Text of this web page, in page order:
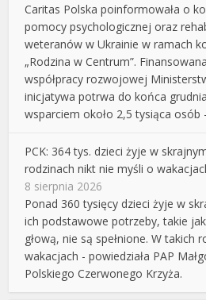
Caritas Polska poinformowała o
pomocy psychologicznej oraz
weteranów w Ukrainie w ramach
„Rodzina w Centrum”.
współpracy rozwojowej
inicjatywa potrwa do końca
wsparciem około 2,5 tysiąca osób
PCK: 364 tys. dzieci żyje w
rodzinach nikt nie myśli o
8 sierpnia 2026
Ponad 360 tysięcy dzieci żyje w
ich podstawowe potrzeby, takie
głową, nie są spełnione. W takich
wakacjach - powiedziała PAP
Polskiego Czerwonego Krzyża.